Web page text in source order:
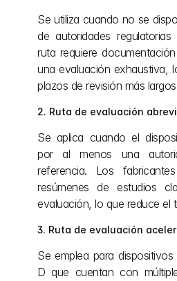
Se utiliza cuando no se
de autoridades
ruta requiere
una evaluación exhaustiva,
plazos de revisión más
2. Ruta de evaluación
Se aplica cuando el
por al menos una
referencia. Los
resúmenes de estudios
evaluación, lo que reduce el
3. Ruta de evaluación
Se emplea para
D que cuentan con